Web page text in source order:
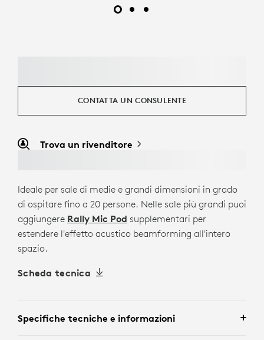
CONTATTA UN CONSULENTE
Trova un rivenditore
Ideale per sale di medie e grandi dimensioni in grado
di ospitare fino a 20 persone. Nelle sale più grandi puoi
aggiungere Rally Mic Pod supplementari per
estendere l'effetto acustico beamforming all'intero
spazio.
Scheda tecnica
Specifiche tecniche e informazioni